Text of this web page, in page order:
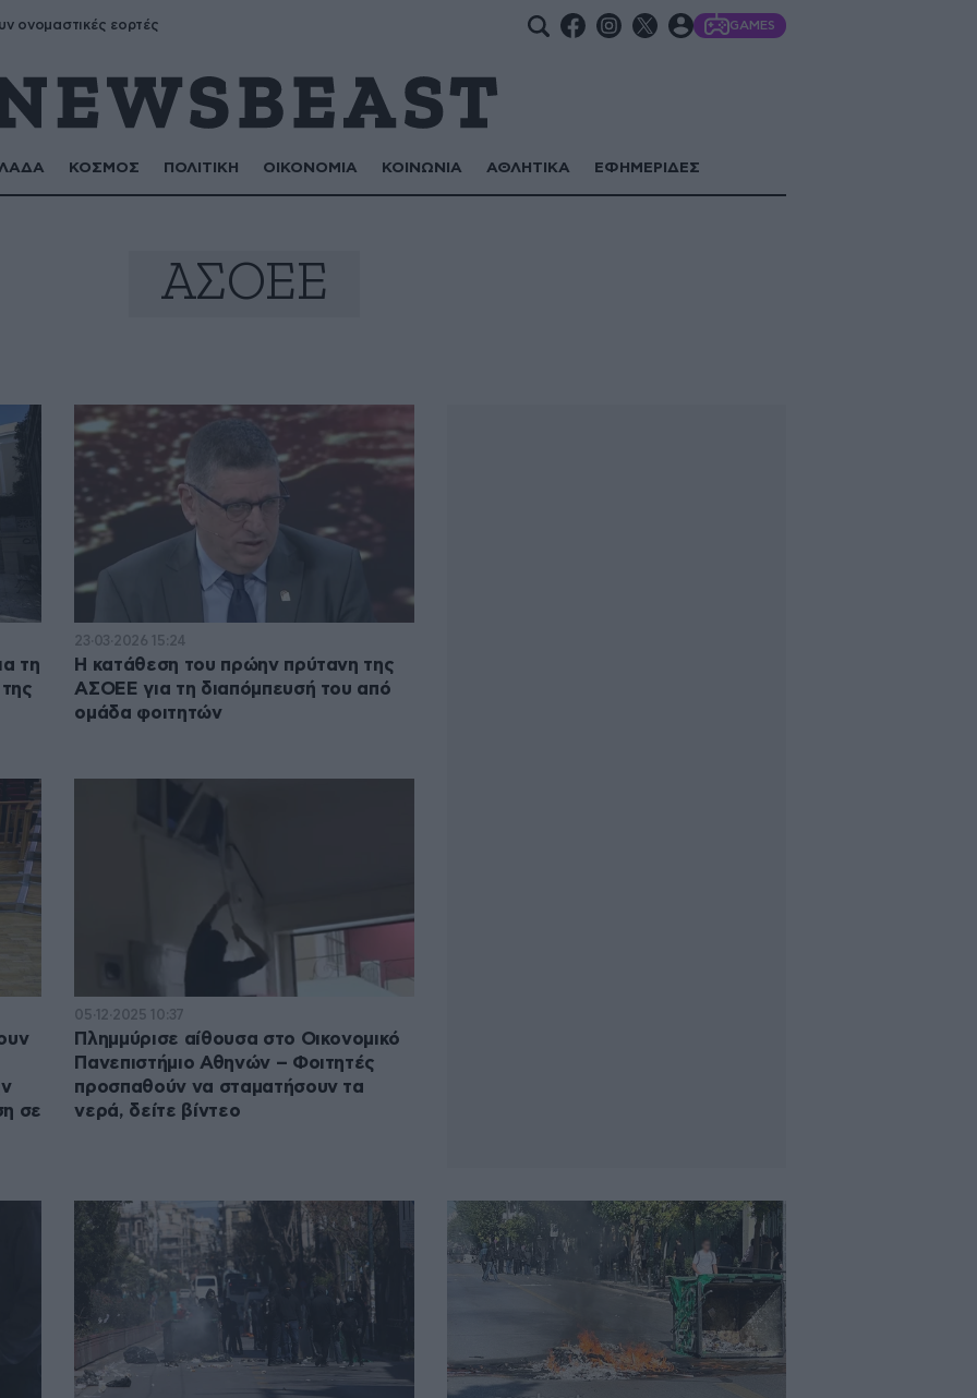
ονομαστικές εορτές GAMES
ΚΟΣΜΟΣ ΠΟΛΙΤΙΚΗ ΟΙΚΟΝΟΜΙΑ ΚΟΙΝΩΝΙΑ ΑΘΛΗΤΙΚΑ ΕΦΗΜΕΡΙΔΕΣ
ΑΣΟΕΕ
τη
23·03·2026 15:24
Η κατάθεση του πρώην πρύτανη της
ΑΣΟΕΕ για τη διαπόμπευσή του από
ομάδα φοιτητών
σε
05·12·2025 10:37
Πλημμύρισε αίθουσα στο Οικονομικό
Πανεπιστήμιο Αθηνών – Φοιτητές
προσπαθούν να σταματήσουν τα
νερά, δείτε βίντεο